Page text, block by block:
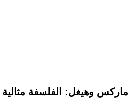
ماركس وهيغل: الفلسفة مثالية